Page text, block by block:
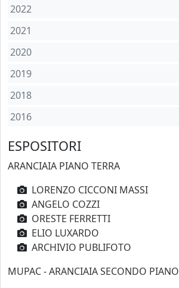
2022
2021
2020
2019
2018
2016
ESPOSITORI
ARANCIAIA PIANO TERRA
LORENZO CICCONI MASSI
ANGELO COZZI
ORESTE FERRETTI
ELIO LUXARDO
ARCHIVIO PUBLIFOTO
MUPAC - ARANCIAIA SECONDO PIANO